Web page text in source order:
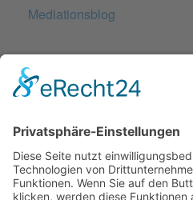
Mediationsblog
Warum unsere
Die überschätzte
Aufruf zu einer stärkeren
Wahrnehmung